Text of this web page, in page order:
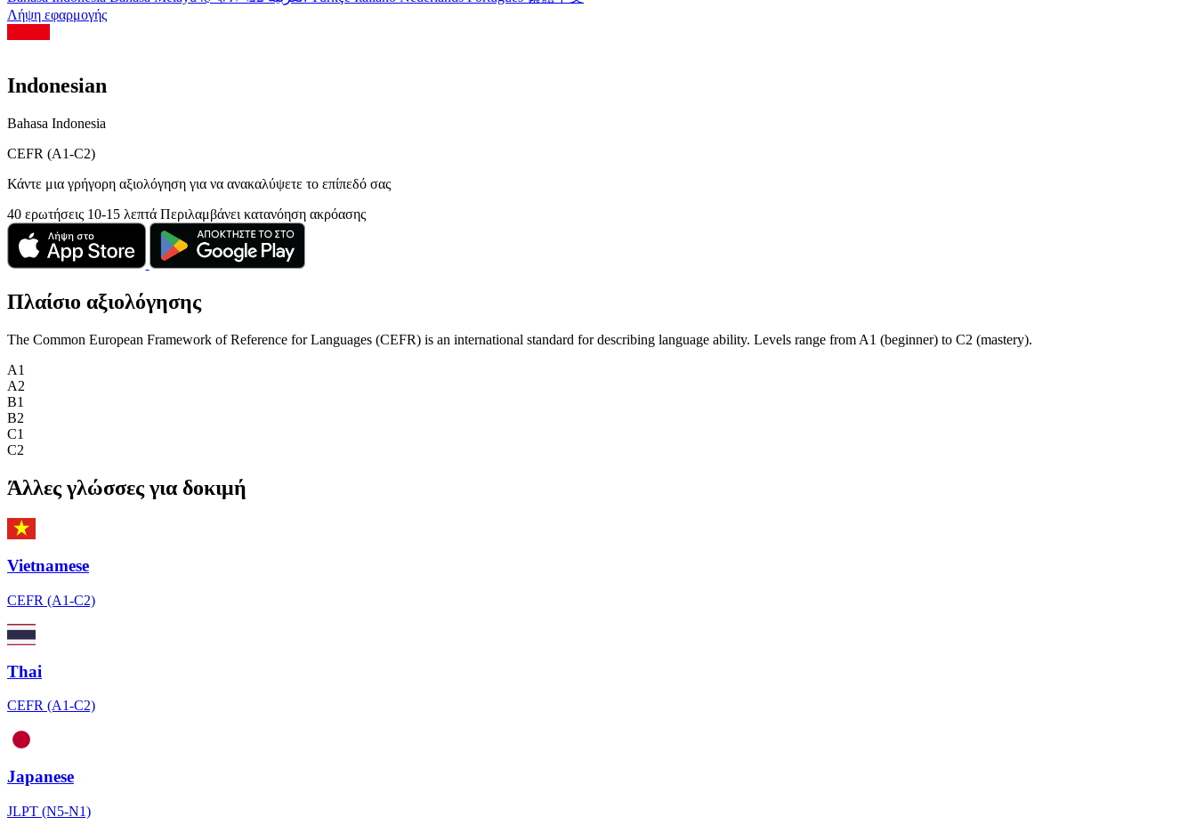
Λήψη εφαρμογής
Indonesian
Bahasa Indonesia
CEFR (A1-C2)
Κάντε μια γρήγορη αξιολόγηση για να ανακαλύψετε το επίπεδό σας
40 ερωτήσεις 10-15 λεπτά Περιλαμβάνει κατανόηση ακρόασης
Πλαίσιο αξιολόγησης
The Common European Framework of Reference for Languages (CEFR) is an international standard for describing language ability. Levels range from A1 (beginner) to C2 (mastery).
A1
A2
B1
B2
C1
C2
Άλλες γλώσσες για δοκιμή
Vietnamese
CEFR (A1-C2)
Thai
CEFR (A1-C2)
Japanese
JLPT (N5-N1)